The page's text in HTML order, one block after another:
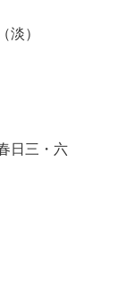
）
日三・六